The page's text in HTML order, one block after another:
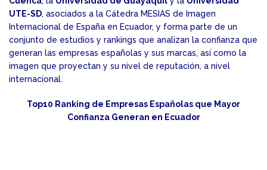
UTE-SD, asociados a la Cátedra MESIAS de Imagen
Internacional de España en Ecuador, y forma parte de un
conjunto de estudios y rankings que analizan la confianza que
generan las empresas españolas y sus marcas, así como la
imagen que proyectan y su nivel de reputación, a nivel
internacional.
Top10 Ranking de Empresas Españolas que Mayor
Confianza Generan en Ecuador